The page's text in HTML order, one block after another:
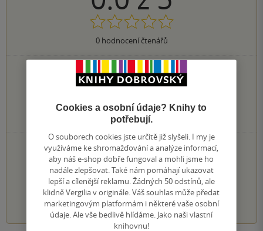
0hodnocení čtenářů
0×
5 hvězdiček
0×
4 hvězdičky
0×
2 hvězdičky
0×
1 hvezdička
PŘIDEJTE SVÉ HODNOCENÍ KNIHY
Hodnocení našich knihkupců: 0.0 z 5
1 2 3 4 5
Cookies a osobní údaje? Knihy to
potřebují.
O souborech cookies jste určitě již slyšeli. I my je
využíváme ke shromažďování a analýze informací,
aby náš e-shop dobře fungoval a mohli jsme ho
nadále zlepšovat. Také nám pomáhají ukazovat
lepší a cílenější reklamu. Žádných 50 odstínů, ale
klidně Vergilia v originále. Váš souhlas může předat
marketingovým platformám i některé vaše osobní
údaje. Ale vše bedlivě hlídáme. Jako naši vlastní
knihovnu!